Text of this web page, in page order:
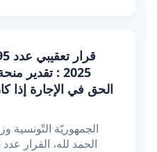
2025 :
الحق في الإجارة
الجمهوريّة التّونسية